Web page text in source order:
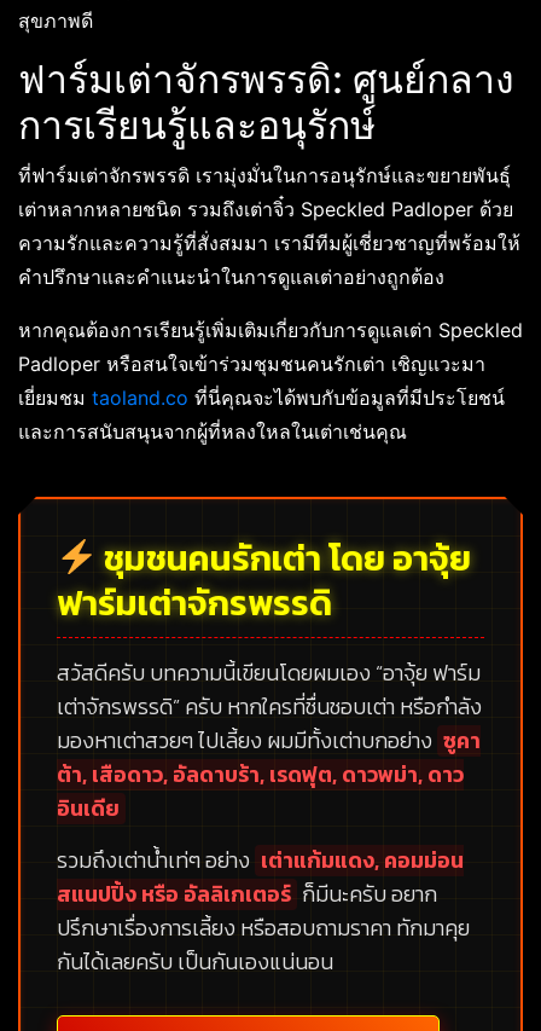
สุขภาพดี
ฟาร์มเต่าจักรพรรดิ: ศูนย์กลาง
การเรียนรู้และอนุรักษ์
ที่ฟาร์มเต่าจักรพรรดิ เรามุ่งมั่นในการอนุรักษ์และขยายพันธุ์
เต่าหลากหลายชนิด รวมถึงเต่าจิ๋ว Speckled Padloper ด้วย
ความรักและความรู้ที่สั่งสมมา เรามีทีมผู้เชี่ยวชาญที่พร้อมให้
คำปรึกษาและคำแนะนำในการดูแลเต่าอย่างถูกต้อง
หากคุณต้องการเรียนรู้เพิ่มเติมเกี่ยวกับการดูแลเต่า Speckled
Padloper หรือสนใจเข้าร่วมชุมชนคนรักเต่า เชิญแวะมา
เยี่ยมชม taoland.co ที่นี่คุณจะได้พบกับข้อมูลที่มีประโยชน์
และการสนับสนุนจากผู้ที่หลงใหลในเต่าเช่นคุณ
ชุมชนคนรักเต่า โดย อาจุ้ย
ฟาร์มเต่าจักรพรรดิ
สวัสดีครับ บทความนี้เขียนโดยผมเอง “อาจุ้ย ฟาร์ม
เต่าจักรพรรดิ”ครับ หากใครที่ชื่นชอบเต่า หรือกำลัง
มองหาเต่าสวยๆ ไปเลี้ยง ผมมีทั้งเต่าบกอย่าง ซูคา
ต้า, เสือดาว, อัลดาบร้า, เรดฟุต, ดาวพม่า, ดาว
อินเดีย
รวมถึงเต่าน้ำเท่ๆ อย่าง เต่าแก้มแดง, คอมม่อน
สแนปปิ้ง หรือ อัลลิเกเตอร์ ก็มีนะครับ อยาก
ปรึกษาเรื่องการเลี้ยง หรือสอบถามราคา ทักมาคุย
กันได้เลยครับ เป็นกันเองแน่นอน